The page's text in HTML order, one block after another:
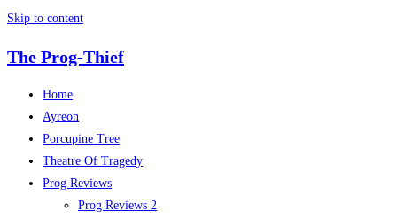
Skip to content
The Prog-Thief
Home
Ayreon
Porcupine Tree
Theatre Of Tragedy
Prog Reviews
Prog Reviews 2